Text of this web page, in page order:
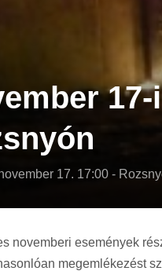
17. 17:00 -
novemberi események
megemlékezést